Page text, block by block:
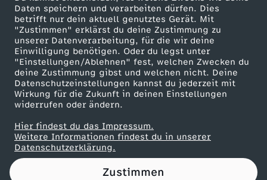
Daten speichern und verarbeiten dürfen. Dies
betrifft nur dein aktuell genutztes Gerät. Mit
"Zustimmen" erklärst du deine Zustimmung zu
unserer Datenverarbeitung, für die wir deine
Einwilligung benötigen. Oder du legst unter
"Einstellungen/Ablehnen" fest, welchen Zwecken du
deine Zustimmung gibst und welchen nicht. Deine
Datenschutzeinstellungen kannst du jederzeit mit
Wirkung für die Zukunft in deinen Einstellungen
widerrufen oder ändern.
Hier findest du das Impressum.
Weitere Informationen findest du in unserer
Datenschutzerklärung.
Zustimmen
w
a
n
d
e
r
ZDF goes Schule
Werbefernsehen
Mainzelmännchen
Partner